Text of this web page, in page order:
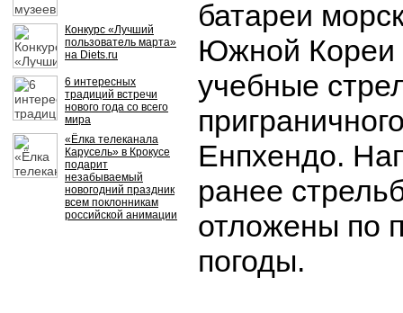
Конкурс «Лучший
пользователь марта»
на Diets.ru
6 интересных
традиций встречи
нового года со всего
мира
«Ёлка телеканала
Карусель» в Крокусе
подарит
незабываемый
новогодний праздник
всем поклонникам
российской анимации
батареи
Южной Кореи
учебные
Енпхендо.
ранее
отложены по
погоды.